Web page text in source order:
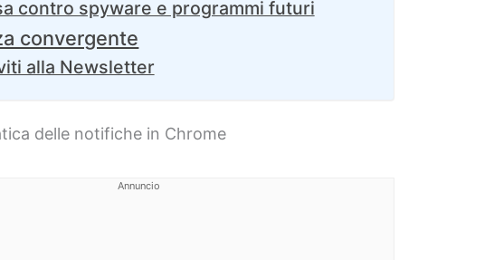
contro spyware e programmi futuri
convergente
alla Newsletter
delle notifiche in Chrome
Annuncio